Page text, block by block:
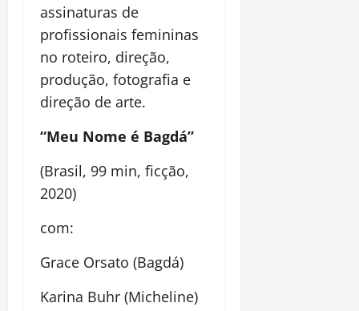
assinaturas de
profissionais femininas
no roteiro, direção,
produção, fotografia e
direção de arte.
“Meu Nome é Bagdá”
(Brasil, 99 min, ficção,
2020)
com:
Grace Orsato (Bagdá)
Karina Buhr (Micheline)